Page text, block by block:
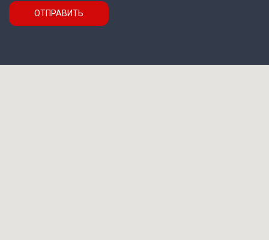
ОТПРАВИТЬ